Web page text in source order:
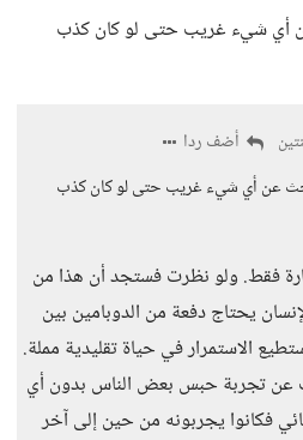
أي شيء غريب حتى لو كان كذب
أضف ردا
عن أي شيء غريب حتى لو كان كذب
فقط. ولو نظرت فستجد أن هذا من
يحتاج دفعة من الدوبامين بين
الاستمرار في حياة تقليدية مملة.
عن تجربة حبس بعض الناس بدون أي
فكانوا يجربونه من حين إلى آخر